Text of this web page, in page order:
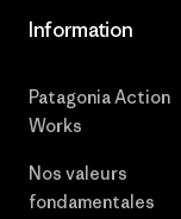
Information
Patagonia Action
Works
Nos valeurs
fondamentales